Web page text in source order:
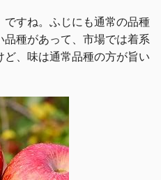
ですね。ふじにも通常の品種
種があって、市場では着系
、味は通常品種の方が旨い